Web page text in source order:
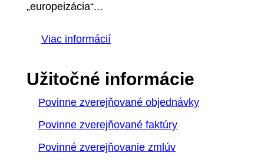
„europeizácia“...
Viac informácií
Užitočné informácie
Povinne zverejňované objednávky
Povinne zverejňované faktúry
Povinné zverejňovanie zmlúv